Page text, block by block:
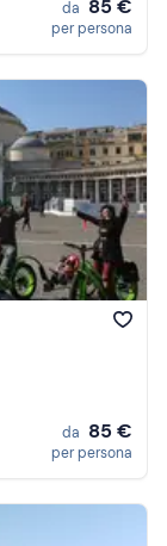
da 85 €
per persona
da 85 €
per persona